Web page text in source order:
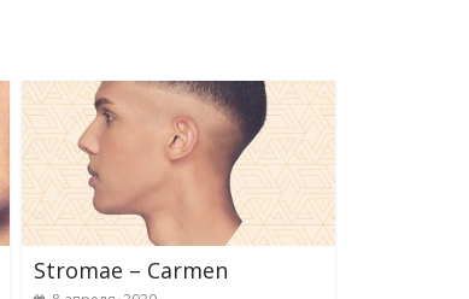
Stromae – Carmen